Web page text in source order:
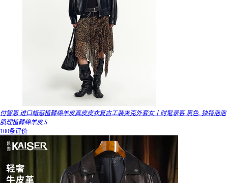
付智恩 进口蜡感植鞣绵羊皮真皮皮衣复古工装夹克外套女丨时髦录客 黑色. 独特泡泡
肌理植鞣绵羊皮 S
100条评价